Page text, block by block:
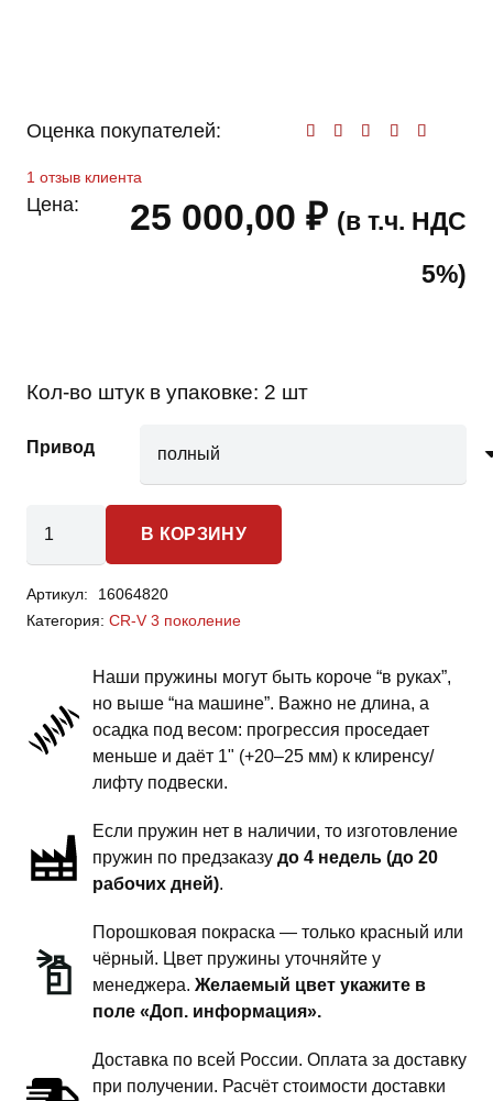
Оценка покупателей:
1 отзыв клиента
Цена: 25 000,00 ₽ (в т.ч. НДС
5%)
Кол-во штук в упаковке: 2 шт
Привод
товара
CR-
V
поколение
пружины
В КОРЗИНУ
Артикул:
16064820
Категория: CR-V 3 поколение
Наши пружины могут быть короче “в руках”,
но выше “на машине”. Важно не длина, а
осадка под весом: прогрессия проседает
меньше и даёт 1" (+20–25 мм) к клиренсу/
лифту подвески.
Если пружин нет в наличии, то изготовление
пружин по предзаказу до 4 недель (до 20
рабочих дней).
Порошковая покраска — только красный или
чёрный. Цвет пружины уточняйте у
менеджера. Желаемый цвет укажите в
поле «Доп. информация».
Доставка по всей России. Оплата за доставку
при получении. Расчёт стоимости доставки